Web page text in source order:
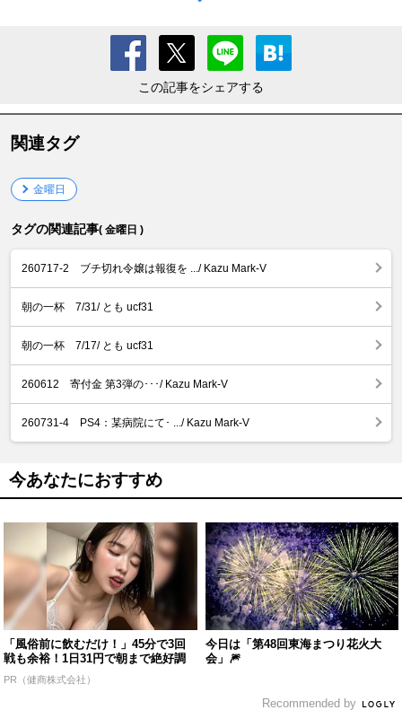
この記事をシェアする
関連タグ
金曜日
タグの関連記事( 金曜日 )
260717-2 ブチ切れ令嬢は報復を .../ Kazu Mark-V
朝の一杯 7/31/ とも ucf31
朝の一杯 7/17/ とも ucf31
260612 寄付金 第3弾の･･･/ Kazu Mark-V
260731-4 PS4：某病院にて･ .../ Kazu Mark-V
今あなたにおすすめ
「風俗前に飲むだけ！」45分で3回
戦も余裕！1日31円で朝まで絶好調
PR（健商株式会社）
今日は「第48回東海まつり花火大
会」🎆
Recommended by